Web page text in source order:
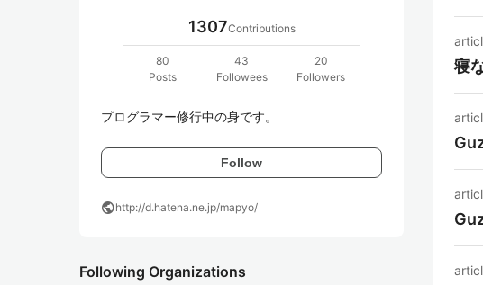
1307Contributions
80
Posts
43
Followees
20
Followers
プログラマー修行中の身です。
Follow
publichttp://d.hatena.ne.jp/mapyo/
Following Organizations
寝